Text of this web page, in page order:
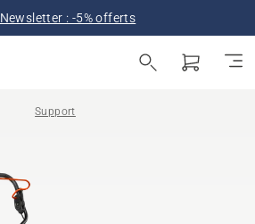
Newsletter : -5% offerts
Support